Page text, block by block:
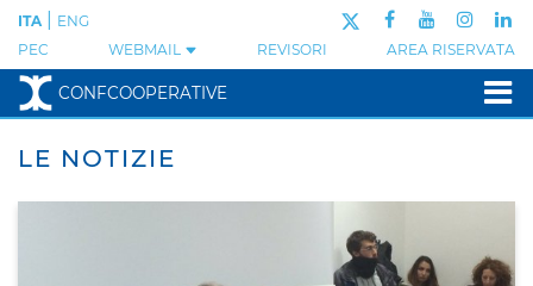
PEC WEBMAIL REVISORI AREA RISERVATA
ITA ENG
CONFCOOPERATIVE
LE NOTIZIE